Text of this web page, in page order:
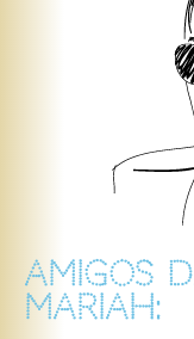
AMIGOS
MARIAH: